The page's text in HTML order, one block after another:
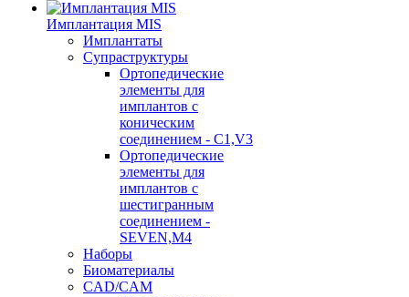
Имплантация MIS
Имплантаты
Супраструктуры
Ортопедические
элементы для
имплантов с
коническим
соединением - C1,V3
Ортопедические
элементы для
имплантов с
шестигранным
соединением -
SEVEN,M4
Наборы
Биоматериалы
CAD/CAM